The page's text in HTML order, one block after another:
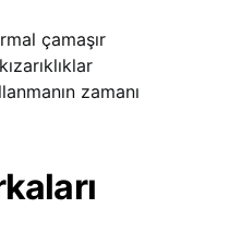
çamaşır
zamanı